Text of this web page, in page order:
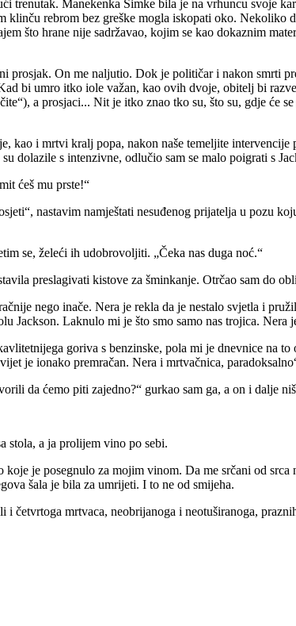
trenutak. Manekenka Simke bila je na vrhuncu svoje
klinču rebrom bez greške mogla iskopati oko.
što hrane nije sadržavao, kojim se kao dokaznim
prosjak. On me naljutio. Dok je političar i nakon smrti
bi umro itko iole važan, kao ovih dvoje, obitelj bi
a prosjaci... Nit je itko znao tko su, što su, gdje će
kao i mrtvi kralj popa, nakon naše temeljite
dolazile s intenzivne, odlučio sam se malo poigrati s
ćeš mu prste!“
nastavim namještati nesuđenog prijatelja u pozu
se, želeći ih udobrovoljiti. „Čeka nas duga noć.“
preslagivati kistove za šminkanje. Otrčao sam do
nego inače. Nera je rekla da je nestalo svjetla i
Jackson. Laknulo mi je što smo samo nas trojica. Nera
goriva s benzinske, pola mi je dnevnice na
je ionako premračan. Nera i mrtvačnica,
da ćemo piti zajedno?“ gurkao sam ga, a on i dalje
stola, a ja prolijem vino po sebi.
je posegnulo za mojim vinom. Da me srčani od
šala je bila za umrijeti. I to ne od smijeha.
i četvrtoga mrtvaca, neobrijanoga i neotuširanoga,